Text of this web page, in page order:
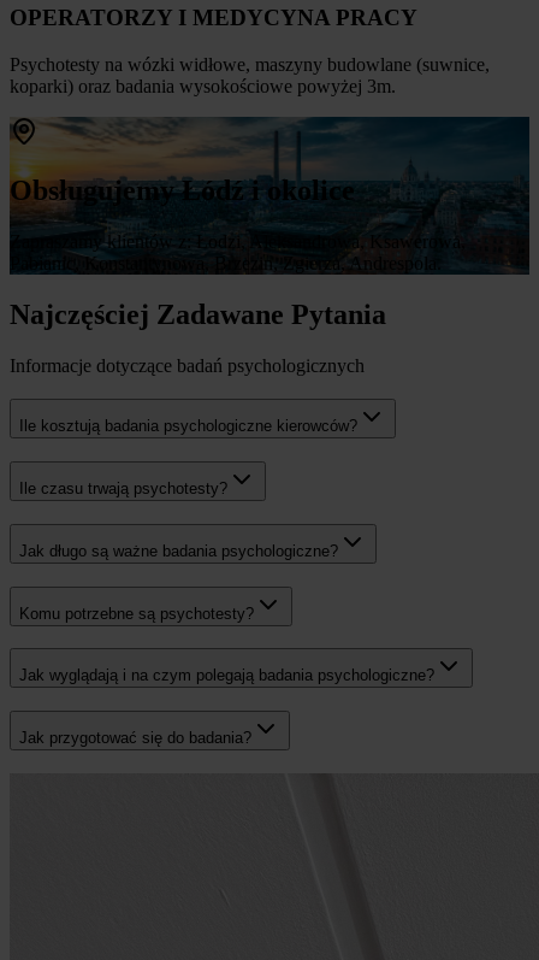
OPERATORZY I MEDYCYNA PRACY
Psychotesty na wózki widłowe, maszyny budowlane (suwnice,
koparki) oraz badania wysokościowe powyżej 3m.
Obsługujemy Łódź i okolice
Zapraszamy klientów z: Łodzi, Aleksandrowa, Ksawerowa,
Pabianic, Konstantynowa, Brzezin, Zgierza, Andrespola.
Najczęściej Zadawane Pytania
Informacje dotyczące badań psychologicznych
Ile kosztują badania psychologiczne kierowców?
Ile czasu trwają psychotesty?
Jak długo są ważne badania psychologiczne?
Komu potrzebne są psychotesty?
Jak wyglądają i na czym polegają badania psychologiczne?
Jak przygotować się do badania?